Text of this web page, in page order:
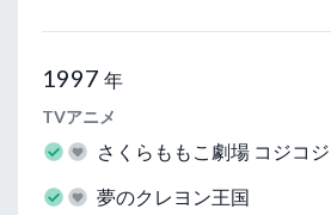
1997 年
TVアニメ
さくらももこ劇場 コジコジ
夢のクレヨン王国